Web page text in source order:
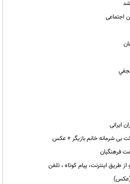
اجتماعی
بی شرمانه خانم بازیگر + عکس
طریق اینترنت، پیام کوتاه ، تلفن
(عکس)